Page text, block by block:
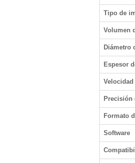
Tipo de
Volumen
Diámetro
Espesor
Precisión
Formato
Software